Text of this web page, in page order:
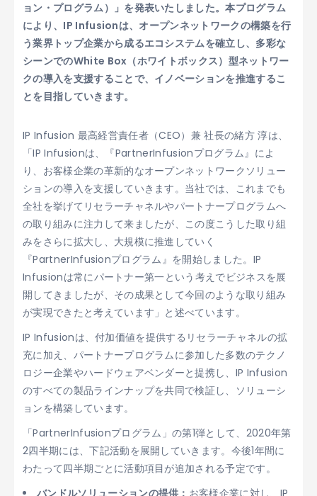
ョン・プログラム）」を発表いたしました。本プログラム
により、IP Infusionは、オープンネットワークの構築を行
う業界トップ企業から成るエコシステムを確立し、多彩な
シーンでのWhite Box（ホワイトボックス）型ネットワー
クの導入を支援することで、イノベーションを推進するこ
とを目指していきます。
IP Infusion 最高経営責任者（CEO）兼 社長の緒方 淳は、
「IP Infusionは、『PartnerInfusionプログラム』によ
り、お客様企業の革新的なオープンネットワークソリュー
ションの導入を支援していきます。当社では、これまでも
全社を挙げてリセラーチャネルやパートナープログラムへ
の取り組みに注力して来ましたが、この度こうした取り組
みをさらに拡大し、大規模に推進していく
『PartnerInfusionプログラム』を開始しました。IP
Infusionは常にパートナー第一という考えでビジネスを展
開してきましたが、その成果として今回のような取り組み
が実現できたと考えています」と述べています。
IP Infusionは、付加価値を提供するリセラーチャネルの拡
充に加え、パートナープログラムに参加した多数のテクノ
ロジー企業やハードウェアベンダーと提携し、IP Infusion
のすべての製品ラインナップを共同で検証し、ソリューシ
ョンを構築しています。
「PartnerInfusionプログラム」の第1弾として、2020年第
2四半期には、下記活動を展開していきます。今後1年間に
わたって四半期ごとに活動項目が追加される予定です。
バンドルソリューションの提供： お客様企業に対し、IP